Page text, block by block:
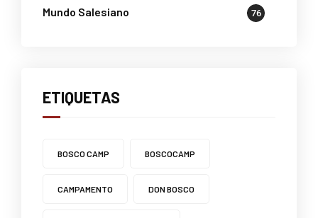
Mundo Salesiano 76
ETIQUETAS
BOSCO CAMP BOSCOCAMP
CAMPAMENTO DON BOSCO